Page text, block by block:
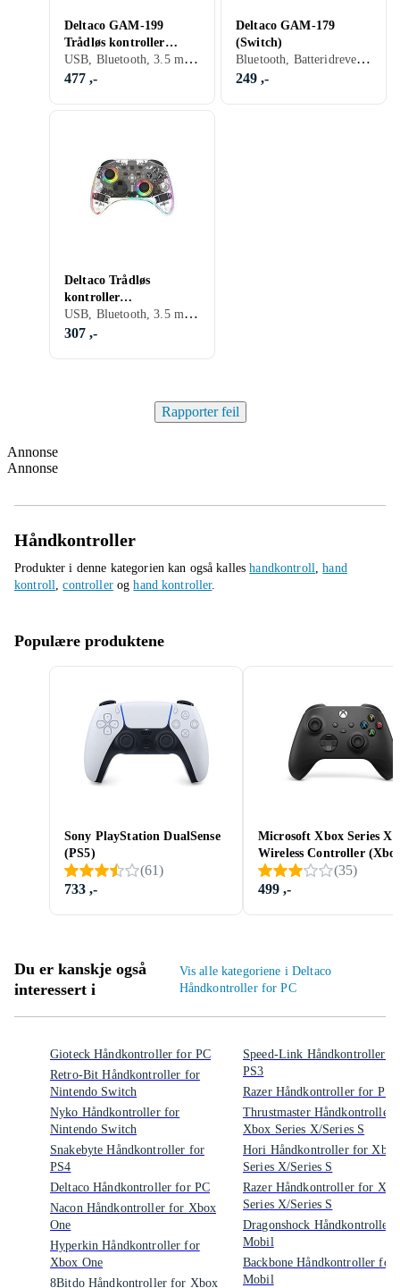
Deltaco GAM-199
Trådløs kontroller
Kobberoransje (PS5) USB, Bluetooth, 3.5 mm jack (Audio), Batteridrevet, PC, Mobil, PS5, Vibrasjonsfunksjon, LED bakgrunnsbelysning, Programmerbare knapper
477 ,-
Deltaco GAM-179
(Switch)
Bluetooth, Batteridrevet, PC, Mobil, Nintendo Switch, Nintendo Switch 2
249 ,-
Deltaco Trådløs
kontroller
Gjennomsiktig
(Android/Nintendo
USB, Bluetooth, 3.5 mm jack (Audio), Batteridrevet, PC, Mobil, Nintendo Switch, Nintendo Switch 2, Vibrasjonsfunksjon, LED bakgrunnsbelysning, Programmerbare knapper
307 ,-
Rapporter feil
Annonse
Annonse
Håndkontroller
Produkter i denne kategorien kan også kalleshandkontroll,hand
kontroll,controlleroghand kontroller.
Populære produktene
Sony PlayStation DualSense
(PS5)
(61)
733 ,-
Microsoft Xbox Series X
Wireless Controller
Series X)
(35)
499 ,-
Du er kanskje også
interessert i
Vis alle kategoriene i Deltaco
Håndkontroller for PC
Gioteck Håndkontroller for PC
Retro-Bit Håndkontroller for
Nintendo Switch
Nyko Håndkontroller for
Nintendo Switch
Snakebyte Håndkontroller for
PS4
Deltaco Håndkontroller for PC
Nacon Håndkontroller for Xbox
One
Hyperkin Håndkontroller for
Xbox One
8Bitdo Håndkontroller for Xbox
Speed-Link Håndkontroller
PS3
Razer Håndkontroller for PS5
Thrustmaster Håndkontroller
Xbox Series X/Series S
Hori Håndkontroller for Xbox
Series X/Series S
Razer Håndkontroller for
Series X/Series S
Dragonshock Håndkontroller
Mobil
Backbone Håndkontroller for
Mobil